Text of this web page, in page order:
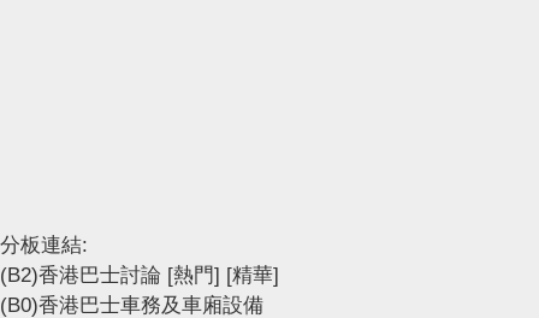
分板連結:
(B2)香港巴士討論 [熱門] [精華]
(B0)香港巴士車務及車廂設備